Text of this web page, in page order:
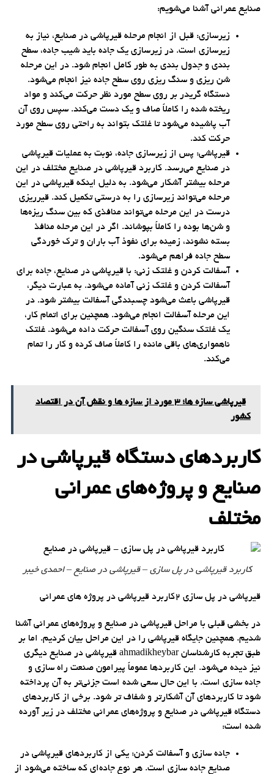
صنایع عمرانی آشنا می‌شویم:
زیرسازی: قبل از انجام مرحله قیرپاشی در صنایع، نیاز به
زیرسازی است. در زیرسازی یک جاده باید شیب جاده، سطح
بندی و جدول بندی به طور کامل انجام شود. در این مرحله
شن ریزی و سنگ ریزی روی سطح جاده نیز انجام می‌شود.
دستگاه گریدر بر روی سطح مورد نظر حرکت می‌کند و مواد
ریخته شده را کاملاً صاف و یک دست می‌کند. سپس روی آن
آب پاشیده می‌شود تا غلتک بتواند به راحتی روی سطح مورد
حرکت کند.
قیرپاشی: پس از زیرسازی جاده، نوبت به عملیات قیرپاشی
در صنایع می‌رسد. کاربرد قیرپاشی در صنایع مختلف در این
مرحله بیشتر آشکار می‌شود. به دلیل اینکه قیرپاشی در این
مرحله می‌تواند زیرسازی را به درستی تکمیل کند. قیرریزی
درست در این مرحله می‌تواند منافذی که بین سنگ ریزه‌ها
و شن‌ها بوده را کاملاً بپوشاند. اگر در این مرحله منافذ
بسته نشوند، زمینه برای نفوذ آب باران و ترک خوردگی
سطح جاده فراهم می‌شود.
آسفالت کردن و غلتک زنی: با قیرپاشی در صنایع، جاده برای
آسفالت کردن و غلتک زنی آماده می‌شود. به عبارت دیگر،
قیرپاشی باعث می‌شود چسبندگی آسفالت بیشتر شود. در
این مرحله آسفالت انجام می‌شود. همچنین برای اتمام کار،
یک غلتک سنگین روی آسفالت حرکت داده می‌شود. غلتک
ناهمواری‌های باقی مانده را کاملاً صاف کرده و کار را تمام
می‌کند.
قیرپاشی سازه ها؛ 3 مورد از سازه ها و نقش آن در اقتصاد
کشور
کاربردهای دستگاه قیرپاشی در
صنایع و پروژه‌های عمرانی
مختلف
کاربرد قیرپاشی در پل سازی – قیرپاشی در صنایع – احمدی خیبر
قیرپاشی در پل سازی 2کاربرد قیرپاشی در پروژه های عمرانی
در بخشی قبلی با مراحل قیرپاشی در صنایع و پروژه‌های عمرانی آشنا
شدیم. همچنین جایگاه قیرپاشی را در این مراحل بیان کردیم. اما بر
طبق تجربه کارشناسان ahmadikheybar قیرپاشی در صنایع دیگری
نیز دیده می‌شود. این کاربردها عموماً پیرامون صنعت راه سازی و
جاده سازی است. با این حال سعی شده است جزئی‌تر به آن پرداخته
شود تا کاربردهای آن آشکارتر و شفاف تر شود. برخی از کاربردهای
دستگاه قیرپاشی در صنایع و پروژه‌های عمرانی مختلف در زیر آورده
شده است:
جاده سازی و آسفالت کردن: یکی از کاربردهای قیرپاشی در
صنایع جاده سازی است. هر نوع جاده‌ای که ساخته می‌شود از